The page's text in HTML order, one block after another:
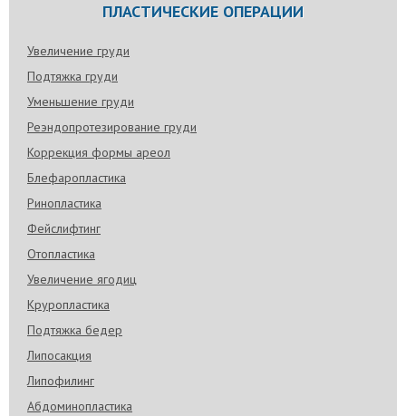
ПЛАСТИЧЕСКИЕ ОПЕРАЦИИ
Увеличение груди
Подтяжка груди
Уменьшение груди
Реэндопротезирование груди
Коррекция формы ареол
Блефаропластика
Ринопластика
Фейслифтинг
Отопластика
Увеличение ягодиц
Круропластика
Подтяжка бедер
Липосакция
Липофилинг
Абдоминопластика